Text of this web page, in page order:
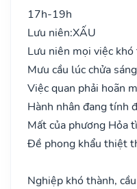
17h-19h
Lưu niên:XẤU
Lưu niên mọi việc khó
Mưu cầu lúc chửa
Việc quan phải hoãn
Hành nhân đang tính
Mất của phương Hỏa
Đề phong khẩu thiệt
Nghiệp khó thành,